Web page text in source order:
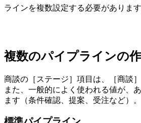
ラインを複数設定する必要があります
複数のパイプラインの
商談の［ステージ］項目は、［商談
また、一般的によく使われる値が、
ます（条件確認、提案、受注など）。